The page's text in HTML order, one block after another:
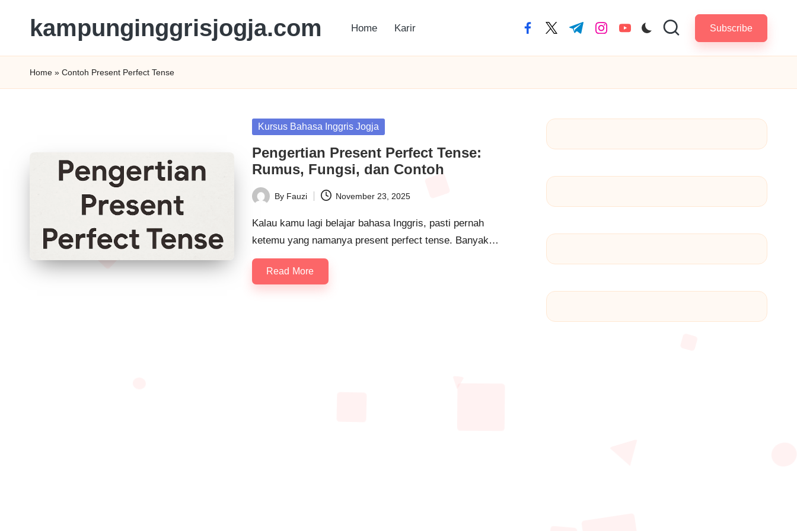
kampunginggrisjogja.com Home Karir Subscribe
Home » Contoh Present Perfect Tense
Kursus Bahasa Inggris Jogja
Pengertian Present Perfect Tense:
Rumus, Fungsi, dan Contoh
By Fauzi November 23, 2025
Kalau kamu lagi belajar bahasa Inggris, pasti pernah
ketemu yang namanya present perfect tense. Banyak…
Read More